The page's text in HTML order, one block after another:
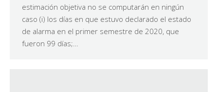
estimación objetiva no se computarán en ningún
caso (i) los días en que estuvo declarado el estado
de alarma en el primer semestre de 2020, que
fueron 99 días;…